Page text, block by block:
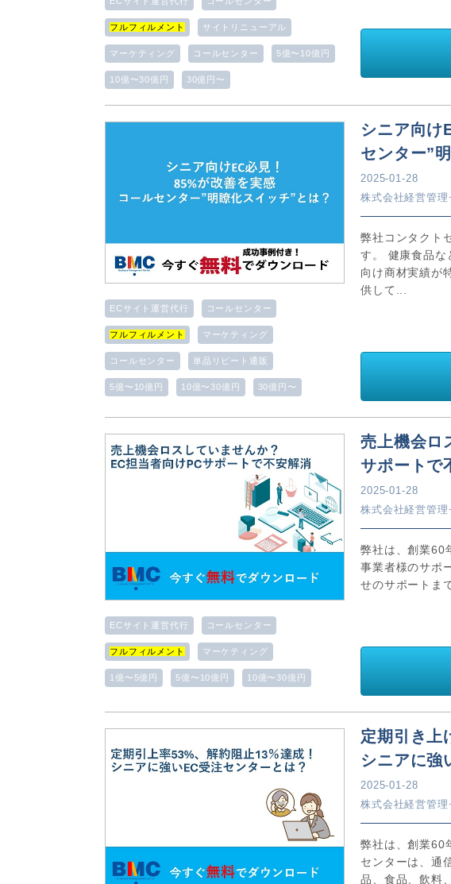
フルフィルメント サイトリニューアル
マーケティング コールセンター 5億〜10億円
10億〜30億円 30億円〜
ECサイト運営代行 コールセンター
フルフィルメント マーケティング
コールセンター 単品リピート通販
5億〜10億円 10億〜30億円 30億円〜
シニア向け
センター”
2025-01-28
株式会社経営管理
弊社コンタクト
す。 健康食品な
向け商材実績が
供して...
ECサイト運営代行 コールセンター
フルフィルメント マーケティング
1億〜5億円 5億〜10億円 10億〜30億円
売上機会ロ
サポートで
2025-01-28
株式会社経営管理
弊社は、創業60
事業者様のサポ
せのサポートま
定期引き上
シニアに強
2025-01-28
株式会社経営管理
弊社は、創業60
センターは、通
品、食品、飲料